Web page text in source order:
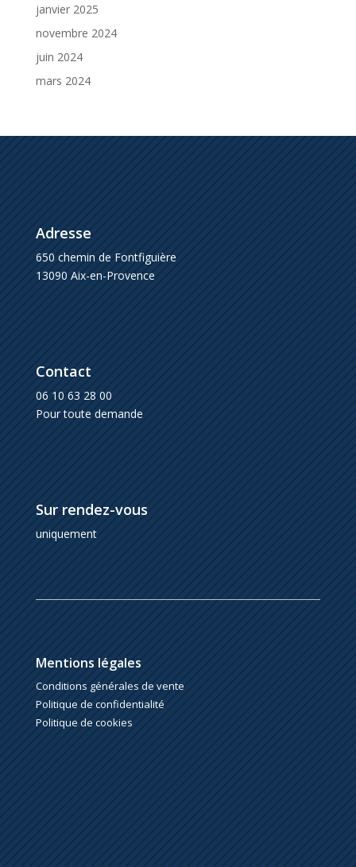
janvier 2025
novembre 2024
juin 2024
mars 2024
Adresse
650 chemin de Fontfiguière
13090 Aix-en-Provence
Contact
06 10 63 28 00
Pour toute demande
Sur rendez-vous
uniquement
Mentions légales
Conditions générales de vente
Politique de confidentialité
Politique de cookies